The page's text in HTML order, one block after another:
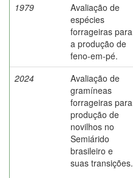
1979
Avaliação de
espécies
forrageiras para
a produção de
feno-em-pé.
2024
Avaliação de
gramíneas
forrageiras para
produção de
novilhos no
Semiárido
brasileiro e
suas transições.